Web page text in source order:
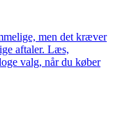
men det kræver
aftaler. Læs,
valg, når du køber